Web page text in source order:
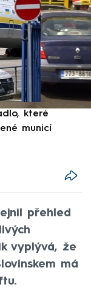
které
municí
přehled
vyplývá, že
má